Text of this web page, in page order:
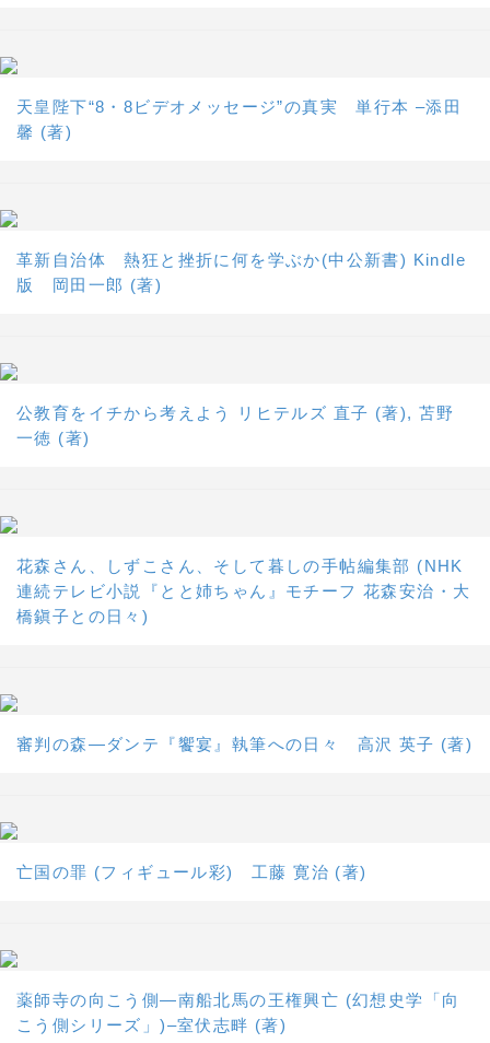
天皇陛下“8・8ビデオメッセージ”の真実 単行本 –添田
馨 (著)
革新自治体 熱狂と挫折に何を学ぶか(中公新書) Kindle
版 岡田一郎 (著)
公教育をイチから考えよう リヒテルズ 直子 (著), 苫野
一徳 (著)
花森さん、しずこさん、そして暮しの手帖編集部 (NHK
連続テレビ小説『とと姉ちゃん』モチーフ 花森安治・大
橋鎭子との日々)
審判の森―ダンテ『饗宴』執筆への日々 高沢 英子 (著)
亡国の罪 (フィギュール彩) 工藤 寛治 (著)
薬師寺の向こう側―南船北馬の王権興亡 (幻想史学「向
こう側シリーズ」)–室伏志畔 (著)